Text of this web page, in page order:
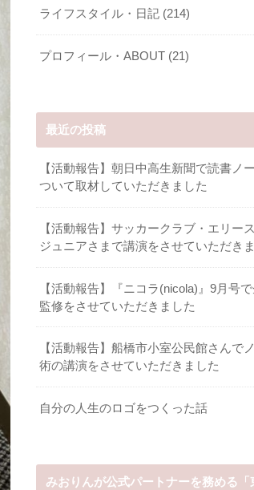
ライフスタイル・日記 (214)
プロフィール・ABOUT (21)
最近の投稿
【活動報告】朝日中高生新聞で読書ノ
ついて取材していただきました
【活動報告】サッカークラブ・エリー
ジュニアさまで講演をさせていただき
【活動報告】『ニコラ(nicola)』9月号
監修をさせていただきました
【活動報告】船橋市小室公民館さんで
術の講演をさせていただきました
自分の人生のロゴをつくった話
みおりんが公式パートナーを務める「